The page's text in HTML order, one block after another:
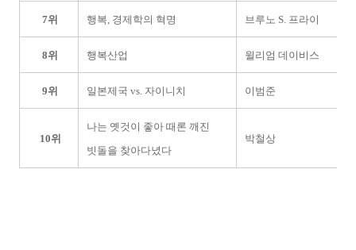
7위 행복, 경제학의 혁명 브루노 S. 프라이
8위 행복산업 윌리엄 데이비스
9위 일본제국 vs. 자이니치 이범준
10위
나는 옛것이 좋아 때론 깨진
빗돌을 찾아다녔다
박철상